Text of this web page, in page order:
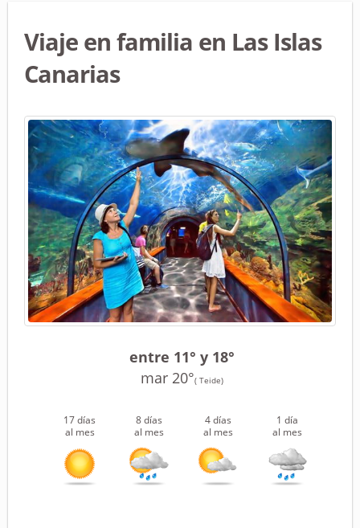
Viaje en familia en Las Islas
Canarias
entre 11° y 18°
mar 20°( Teide)
17 días
al mes
8 días
al mes
4 días
al mes
1 día
al mes